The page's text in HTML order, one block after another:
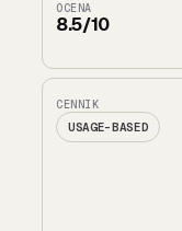
OCENA
8.5/10
CENNIK
USAGE-BASED